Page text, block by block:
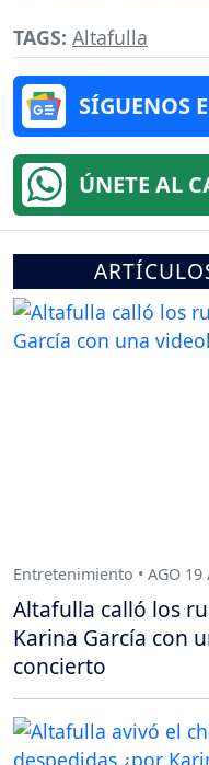
TAGS: Altafulla
SÍGUENOS
ÚNETE AL
Entretenimiento • AGO 19
Altafulla calló los
Karina García con
concierto